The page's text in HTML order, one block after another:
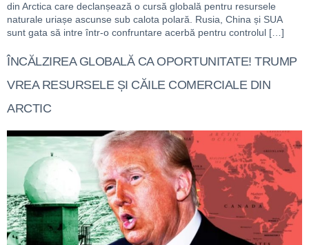
din Arctica care declanșează o cursă globală pentru resursele
naturale uriașe ascunse sub calota polară. Rusia, China și SUA
sunt gata să intre într-o confruntare acerbă pentru controlul […]
ÎNCĂLZIREA GLOBALĂ CA OPORTUNITATE! TRUMP
VREA RESURSELE ȘI CĂILE COMERCIALE DIN
ARCTIC